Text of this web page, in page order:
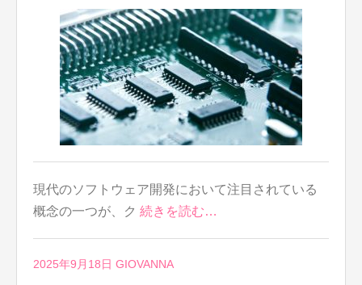
現代のソフトウェア開発において注目されている
概念の一つが、ク 続きを読む…
2025年9月18日 GIOVANNA